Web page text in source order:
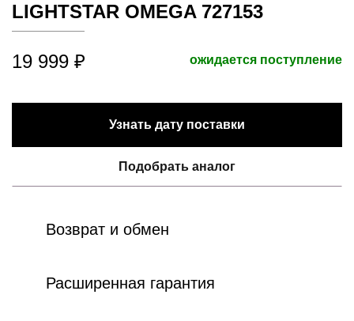
LIGHTSTAR OMEGA 727153
19 999 ₽ ожидается поступление
Узнать дату поставки
Подобрать аналог
Возврат и обмен
Расширенная гарантия